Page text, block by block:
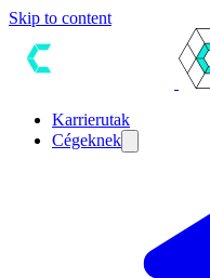
Skip to content
Karrierutak
Cégeknek